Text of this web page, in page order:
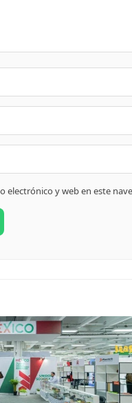
electrónico y web en este